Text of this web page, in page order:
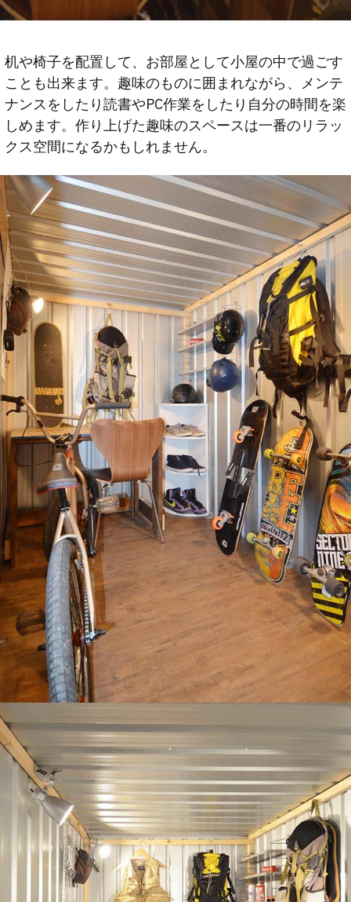
机や椅子を配置して、お部屋として小屋の中で過ごす
ことも出来ます。趣味のものに囲まれながら、メンテ
ナンスをしたり読書やPC作業をしたり自分の時間を楽
しめます。作り上げた趣味のスペースは一番のリラッ
クス空間になるかもしれません。